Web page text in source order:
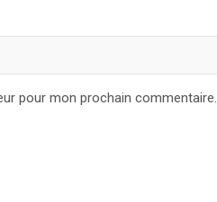
pour mon prochain commentaire.